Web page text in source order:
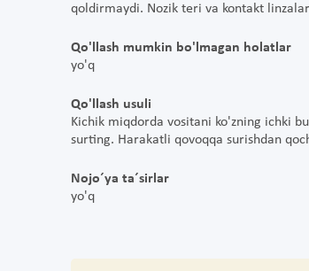
qoldirmaydi. Nozik teri va kontakt
Qo'llash mumkin bo'lmagan holatlar
yo'q
Qo'llash usuli
Kichik miqdorda vositani ko'zning ichki
surting. Harakatli qovoqqa surishdan
Nojo´ya ta´sirlar
yo'q